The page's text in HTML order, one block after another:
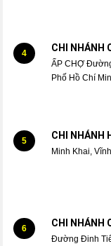
4 CHI NHÁNH
ẤP CHỢ
Phố Hồ Chí
5 CHI NHÁNH
Minh Khai,
6 CHI NHÁNH
Đường Đinh